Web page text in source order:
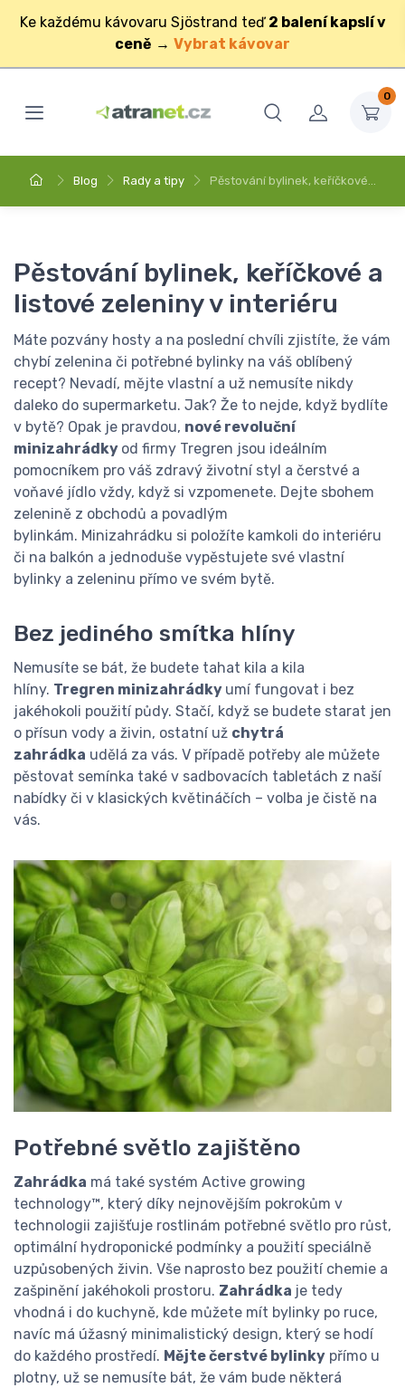
Ke každému kávovaru Sjöstrand teď 2 balení kapslí v
ceně → Vybrat kávovar
0
Blog Rady a tipy Pěstování bylinek, keříčkové…
Pěstování bylinek, keříčkové a
listové zeleniny v interiéru
Máte pozvány hosty a na poslední chvíli zjistíte, že vám
chybí zelenina či potřebné bylinky na váš oblíbený
recept? Nevadí, mějte vlastní a už nemusíte nikdy
daleko do supermarketu. Jak? Že to nejde, když bydlíte
v bytě? Opak je pravdou, nové revoluční
minizahrádky od firmy Tregren jsou ideálním
pomocníkem pro váš zdravý životní styl a čerstvé a
voňavé jídlo vždy, když si vzpomenete. Dejte sbohem
zelenině z obchodů a povadlým
bylinkám. Minizahrádku si položíte kamkoli do interiéru
či na balkón a jednoduše vypěstujete své vlastní
bylinky a zeleninu přímo ve svém bytě.
Bez jediného smítka hlíny
Nemusíte se bát, že budete tahat kila a kila
hlíny. Tregren minizahrádky umí fungovat i bez
jakéhokoli použití půdy. Stačí, když se budete starat jen
o přísun vody a živin, ostatní už chytrá
zahrádka udělá za vás. V případě potřeby ale můžete
pěstovat semínka také v sadbovacích tabletách z naší
nabídky či v klasických květináčích – volba je čistě na
vás.
Potřebné světlo zajištěno
Zahrádka má také systém Active growing
technology™, který díky nejnovějším pokrokům v
technologii zajišťuje rostlinám potřebné světlo pro růst,
optimální hydroponické podmínky a použití speciálně
uzpůsobených živin. Vše naprosto bez použití chemie a
zašpinění jakéhokoli prostoru. Zahrádka je tedy
vhodná i do kuchyně, kde můžete mít bylinky po ruce,
navíc má úžasný minimalistický design, který se hodí
do každého prostředí. Mějte čerstvé bylinky přímo u
plotny, už se nemusíte bát, že vám bude některá